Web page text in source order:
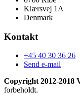
Kiærsvej 1A
Denmark
Kontakt
+45 40 30 36 26
Send e-mail
Copyright 2012-2018
forbeholdt.